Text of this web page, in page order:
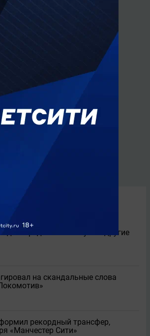
новый клуб Салаха, «Реал»
и продлил Винисиуса и другие
на скандальные слова
рекордный трансфер,
«Манчестер Сити»